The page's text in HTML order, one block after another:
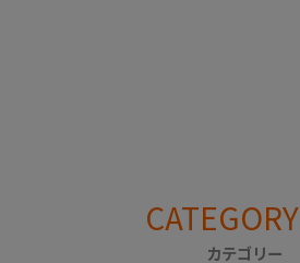
CATEGORY
カテゴリー